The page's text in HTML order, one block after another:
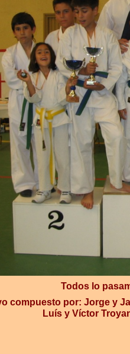
Todos lo
compuesto por: Jorge y
Luís y Víctor